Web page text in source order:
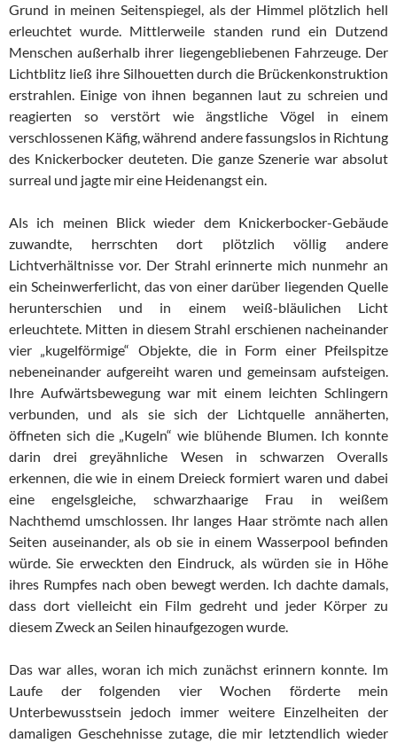
Grund in meinen Seitenspiegel, als der Himmel plötzlich hell
erleuchtet wurde. Mittlerweile standen rund ein Dutzend
Menschen außerhalb ihrer liegengebliebenen Fahrzeuge. Der
Lichtblitz ließ ihre Silhouetten durch die Brückenkonstruktion
erstrahlen. Einige von ihnen begannen laut zu schreien und
reagierten so verstört wie ängstliche Vögel in einem
verschlossenen Käfig, während andere fassungslos in Richtung
des Knickerbocker deuteten. Die ganze Szenerie war absolut
surreal und jagte mir eine Heidenangst ein.
Als ich meinen Blick wieder dem Knickerbocker-Gebäude
zuwandte, herrschten dort plötzlich völlig andere
Lichtverhältnisse vor. Der Strahl erinnerte mich nunmehr an
ein Scheinwerferlicht, das von einer darüber liegenden Quelle
herunterschien und in einem weiß-bläulichen Licht
erleuchtete. Mitten in diesem Strahl erschienen nacheinander
vier „kugelförmige“ Objekte, die in Form einer Pfeilspitze
nebeneinander aufgereiht waren und gemeinsam aufsteigen.
Ihre Aufwärtsbewegung war mit einem leichten Schlingern
verbunden, und als sie sich der Lichtquelle annäherten,
öffneten sich die „Kugeln“ wie blühende Blumen. Ich konnte
darin drei greyähnliche Wesen in schwarzen Overalls
erkennen, die wie in einem Dreieck formiert waren und dabei
eine engelsgleiche, schwarzhaarige Frau in weißem
Nachthemd umschlossen. Ihr langes Haar strömte nach allen
Seiten auseinander, als ob sie in einem Wasserpool befinden
würde. Sie erweckten den Eindruck, als würden sie in Höhe
ihres Rumpfes nach oben bewegt werden. Ich dachte damals,
dass dort vielleicht ein Film gedreht und jeder Körper zu
diesem Zweck an Seilen hinaufgezogen wurde.
Das war alles, woran ich mich zunächst erinnern konnte. Im
Laufe der folgenden vier Wochen förderte mein
Unterbewusstsein jedoch immer weitere Einzelheiten der
damaligen Geschehnisse zutage, die mir letztendlich wieder